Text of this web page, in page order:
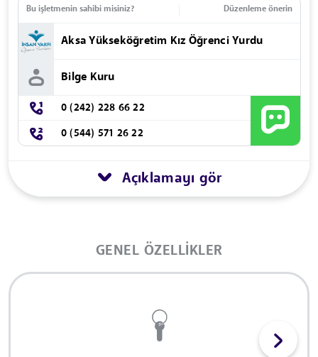
Bu işletmenin sahibi misiniz? Düzenleme önerin
Aksa Yükseköğretim Kız Öğrenci Yurdu
Bilge Kuru
0 (242) 228 66 22
0 (544) 571 26 22
Açıklamayı gör
GENEL ÖZELLIKLER